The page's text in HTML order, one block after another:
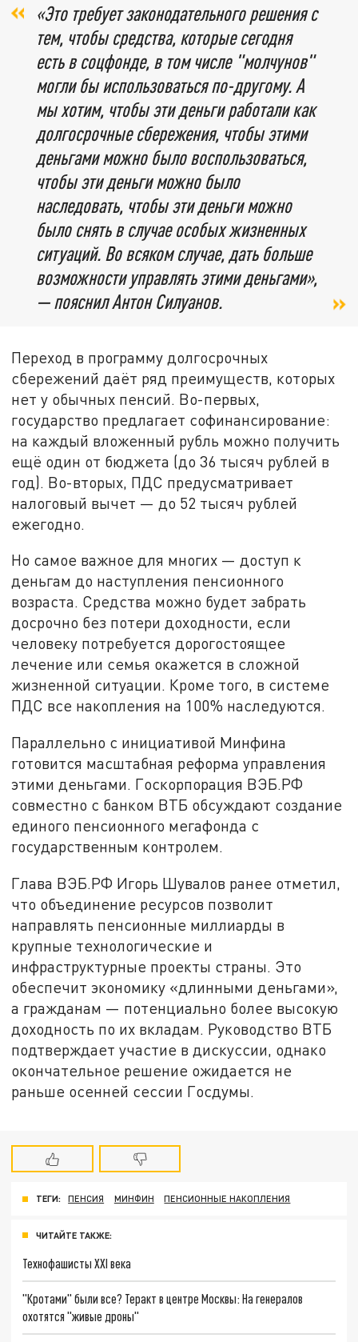
«Это требует законодательного решения с
тем, чтобы средства, которые сегодня
есть в соцфонде, в том числе "молчунов"
могли бы использоваться по-другому. А
мы хотим, чтобы эти деньги работали как
долгосрочные сбережения, чтобы этими
деньгами можно было воспользоваться,
чтобы эти деньги можно было
наследовать, чтобы эти деньги можно
было снять в случае особых жизненных
ситуаций. Во всяком случае, дать больше
возможности управлять этими деньгами»,
— пояснил Антон Силуанов.
Переход в программу долгосрочных
сбережений даёт ряд преимуществ, которых
нет у обычных пенсий. Во-первых,
государство предлагает софинансирование:
на каждый вложенный рубль можно получить
ещё один от бюджета (до 36 тысяч рублей в
год). Во-вторых, ПДС предусматривает
налоговый вычет — до 52 тысяч рублей
ежегодно.
Но самое важное для многих — доступ к
деньгам до наступления пенсионного
возраста. Средства можно будет забрать
досрочно без потери доходности, если
человеку потребуется дорогостоящее
лечение или семья окажется в сложной
жизненной ситуации. Кроме того, в системе
ПДС все накопления на 100% наследуются.
Параллельно с инициативой Минфина
готовится масштабная реформа управления
этими деньгами. Госкорпорация ВЭБ.РФ
совместно с банком ВТБ обсуждают создание
единого пенсионного мегафонда с
государственным контролем.
Глава ВЭБ.РФ Игорь Шувалов ранее отметил,
что объединение ресурсов позволит
направлять пенсионные миллиарды в
крупные технологические и
инфраструктурные проекты страны. Это
обеспечит экономику «длинными деньгами»,
а гражданам — потенциально более высокую
доходность по их вкладам. Руководство ВТБ
подтверждает участие в дискуссии, однако
окончательное решение ожидается не
раньше осенней сессии Госдумы.
ТЕГИ: ПЕНСИЯ МИНФИН ПЕНСИОННЫЕ НАКОПЛЕНИЯ
ЧИТАЙТЕ ТАКЖЕ:
Технофашисты XXI века
"Кротами" были все? Теракт в центре Москвы: На генералов
охотятся "живые дроны"